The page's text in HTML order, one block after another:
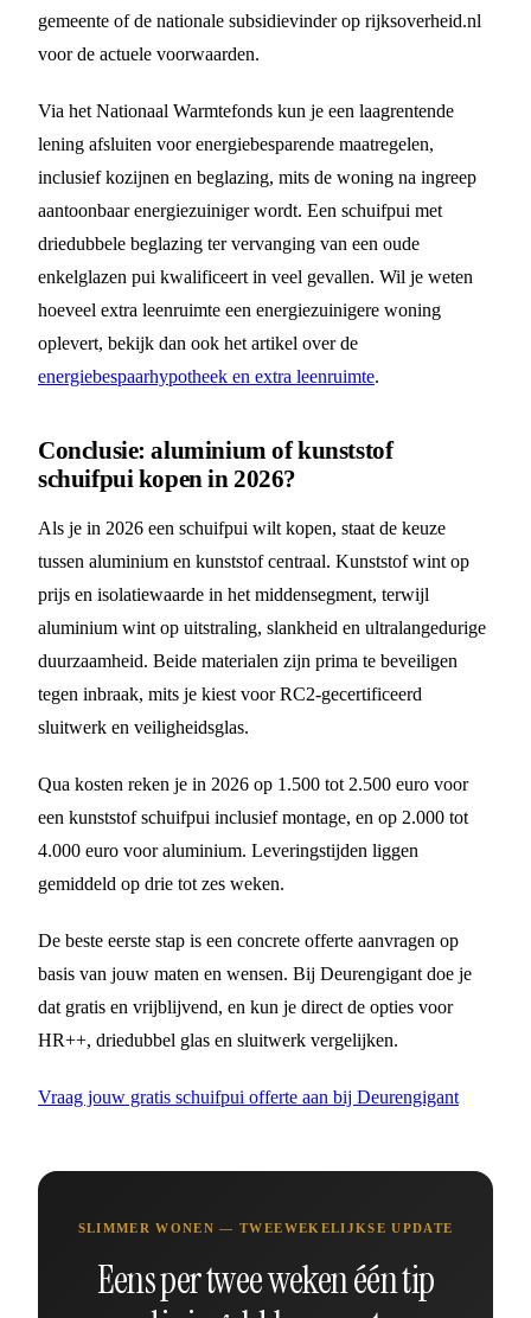
gemeente of de nationale subsidievinder op rijksoverheid.nl
voor de actuele voorwaarden.
Via het Nationaal Warmtefonds kun je een laagrentende
lening afsluiten voor energiebesparende maatregelen,
inclusief kozijnen en beglazing, mits de woning na ingreep
aantoonbaar energiezuiniger wordt. Een schuifpui met
driedubbele beglazing ter vervanging van een oude
enkelglazen pui kwalificeert in veel gevallen. Wil je weten
hoeveel extra leenruimte een energiezuinigere woning
oplevert, bekijk dan ook het artikel over de
energiebespaarhypotheek en extra leenruimte.
Conclusie: aluminium of kunststof
schuifpui kopen in 2026?
Als je in 2026 een schuifpui wilt kopen, staat de keuze
tussen aluminium en kunststof centraal. Kunststof wint op
prijs en isolatiewaarde in het middensegment, terwijl
aluminium wint op uitstraling, slankheid en ultralangedurige
duurzaamheid. Beide materialen zijn prima te beveiligen
tegen inbraak, mits je kiest voor RC2-gecertificeerd
sluitwerk en veiligheidsglas.
Qua kosten reken je in 2026 op 1.500 tot 2.500 euro voor
een kunststof schuifpui inclusief montage, en op 2.000 tot
4.000 euro voor aluminium. Leveringstijden liggen
gemiddeld op drie tot zes weken.
De beste eerste stap is een concrete offerte aanvragen op
basis van jouw maten en wensen. Bij Deurengigant doe je
dat gratis en vrijblijvend, en kun je direct de opties voor
HR++, driedubbel glas en sluitwerk vergelijken.
Vraag jouw gratis schuifpui offerte aan bij Deurengigant
SLIMMER WONEN — TWEEWEKELIJKSE UPDATE
Eens per twee weken één tip